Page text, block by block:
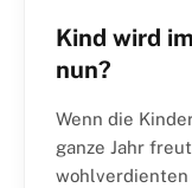
Kind wird
nun?
Wenn die
ganze Jahr